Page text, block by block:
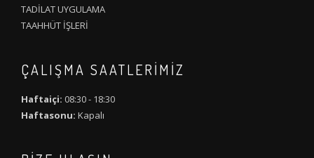
TADİLAT UYGULAMA
TAAHHÜT İŞLERİ
ÇALIŞMA SAATLERIMIZ
Haftaiçi: 08:30 - 18:30
Haftasonu: Kapalı